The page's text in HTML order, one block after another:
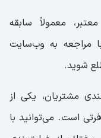
معمولاً سابقه
مراجعه به وب‌سایت
شوید.
مشتریان، یکی از
است. می‌توانید با